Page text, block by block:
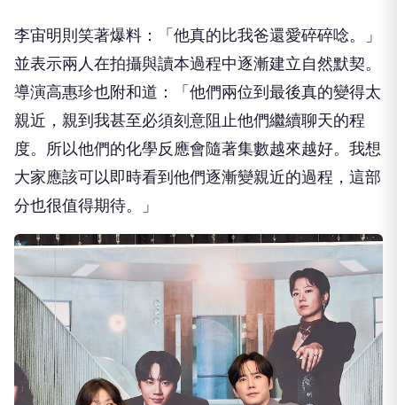
李宙明則笑著爆料：「他真的比我爸還愛碎碎唸。」
並表示兩人在拍攝與讀本過程中逐漸建立自然默契。
導演高惠珍也附和道：「他們兩位到最後真的變得太
親近， 親到我甚至必須刻意阻止他們繼續聊天的程
度。 所以他們的化學反應會隨著集數越來越好。 我想
大家應該可以即時看到他們逐漸變親近的過程， 這部
分也很值得期待。」